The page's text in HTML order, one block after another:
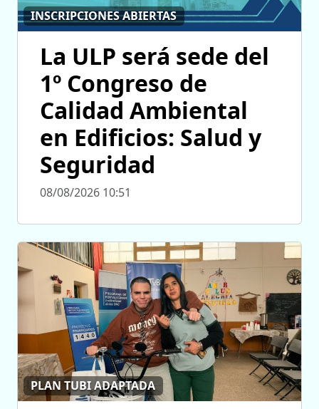
INSCRIPCIONES ABIERTAS
La ULP será sede del
1º Congreso de
Calidad Ambiental
en Edificios: Salud y
Seguridad
08/08/2026 10:51
PLAN TUBI ADAPTADA